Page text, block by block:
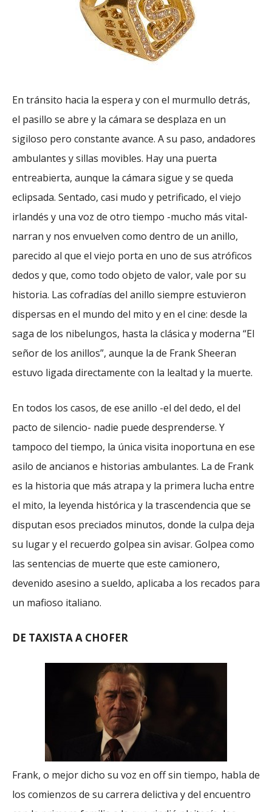
En tránsito hacia la espera y con el murmullo detrás,
el pasillo se abre y la cámara se desplaza en un
sigiloso pero constante avance. A su paso, andadores
ambulantes y sillas movibles. Hay una puerta
entreabierta, aunque la cámara sigue y se queda
eclipsada. Sentado, casi mudo y petrificado, el viejo
irlandés y una voz de otro tiempo -mucho más vital-
narran y nos envuelven como dentro de un anillo,
parecido al que el viejo porta en uno de sus atróficos
dedos y que, como todo objeto de valor, vale por su
historia. Las cofradías del anillo siempre estuvieron
dispersas en el mundo del mito y en el cine: desde la
saga de los nibelungos, hasta la clásica y moderna “El
señor de los anillos”, aunque la de Frank Sheeran
estuvo ligada directamente con la lealtad y la muerte.
En todos los casos, de ese anillo -el del dedo, el del
pacto de silencio- nadie puede desprenderse. Y
tampoco del tiempo, la única visita inoportuna en ese
asilo de ancianos e historias ambulantes. La de Frank
es la historia que más atrapa y la primera lucha entre
el mito, la leyenda histórica y la trascendencia que se
disputan esos preciados minutos, donde la culpa deja
su lugar y el recuerdo golpea sin avisar. Golpea como
las sentencias de muerte que este camionero,
devenido asesino a sueldo, aplicaba a los recados para
un mafioso italiano.
DE TAXISTA A CHOFER
Frank, o mejor dicho su voz en off sin tiempo, habla de
los comienzos de su carrera delictiva y del encuentro